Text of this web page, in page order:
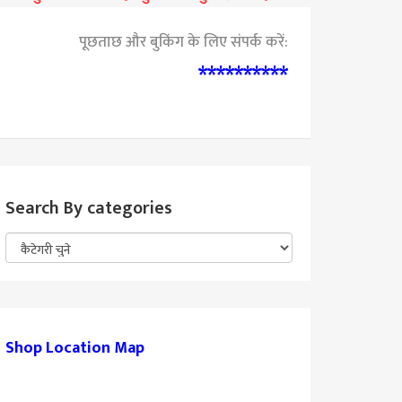
पूछताछ और बुकिंग के लिए संपर्क करें:
**********
Search By categories
Shop Location Map